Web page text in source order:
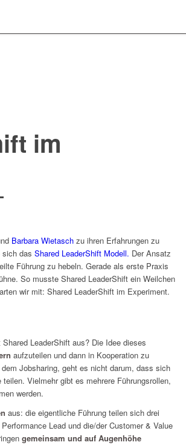
im
Barbara Wietasch zu ihren Erfahrungen zu
sich das Shared LeaderShift Modell. Der Ansatz
Führung zu hebeln. Gerade als erste Praxis
So musste Shared LeaderShift ein Weilchen
wir mit: Shared LeaderShift im Experiment.
LeaderShift aus? Die Idee dieses
aufzuteilen und dann in Kooperation zu
Jobsharing, geht es nicht darum, dass sich
Vielmehr gibt es mehrere Führungsrollen,
werden.
aus: die eigentliche Führung teilen sich drei
Lead und die/der Customer & Value
gemeinsam und auf Augenhöhe